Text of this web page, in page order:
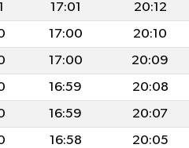
17:01 20:12
17:00 20:10
17:00 20:09
16:59 20:08
16:59 20:07
16:58 20:05